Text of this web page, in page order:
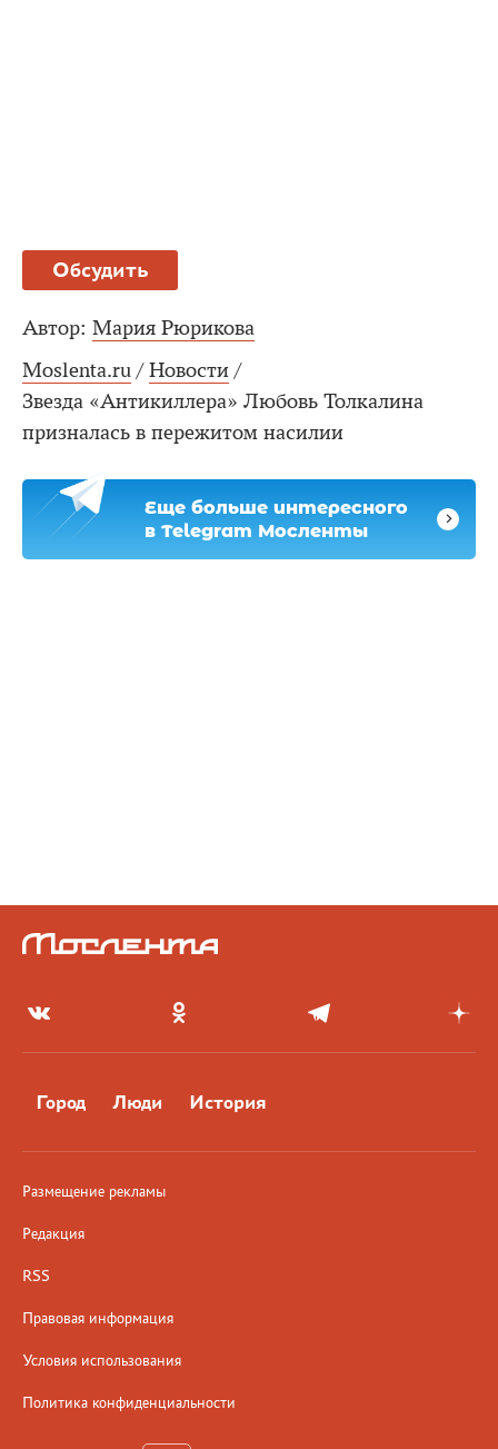
Обсудить
Автор: Мария Рюрикова
Moslenta.ru / Новости /
Звезда «Антикиллера» Любовь Толкалина
призналась в пережитом насилии
Еще больше интересного
в Telegram Мосленты
Город Люди История
Размещение рекламы
Редакция
RSS
Правовая информация
Условия использования
Политика конфиденциальности